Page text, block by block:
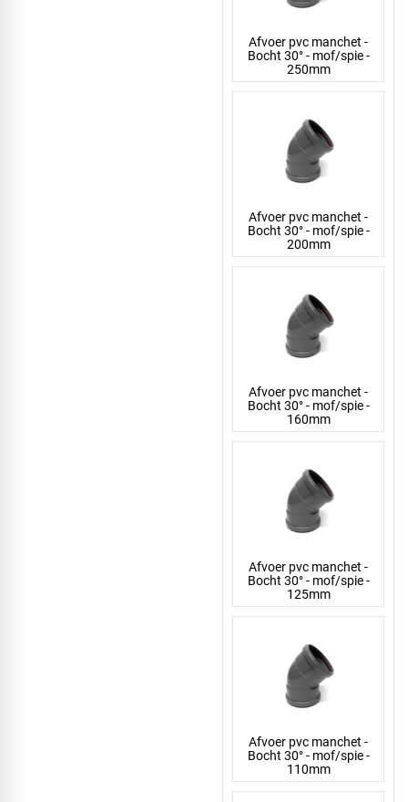
Afvoer pvc manchet -
Bocht 30° - mof/spie -
250mm
Afvoer pvc manchet -
Bocht 30° - mof/spie -
200mm
Afvoer pvc manchet -
Bocht 30° - mof/spie -
160mm
Afvoer pvc manchet -
Bocht 30° - mof/spie -
125mm
Afvoer pvc manchet -
Bocht 30° - mof/spie -
110mm